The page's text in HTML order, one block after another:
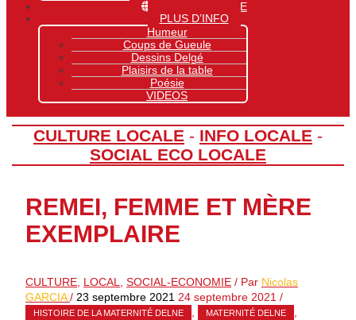
INFO MONDIALE
PLUS D’INFO
Humeur
Coups de Gueule
Dessins Delgé
Plaisirs de la table
Poésie
VIDEOS
CULTURE LOCALE - INFO LOCALE -
SOCIAL ECO LOCALE
REMEI, FEMME ET MÈRE
EXEMPLAIRE
CULTURE, LOCAL,SOCIAL-ECONOMIE / Par Nicolas
GARCIA /23 septembre 2021 24 septembre 2021 /
HISTOIRE DE LA MATERNITÉ DELNE , MATERNITÉ DELNE ,